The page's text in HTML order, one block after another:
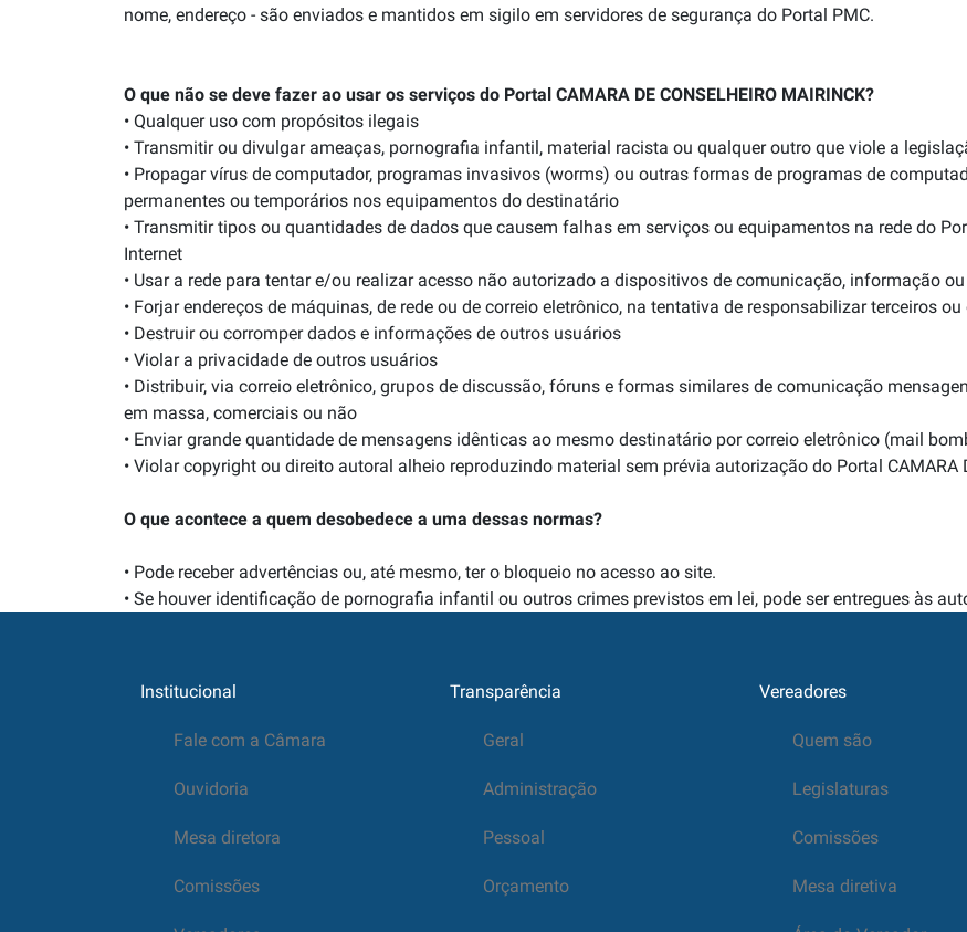
nome, endereço - são enviados e mantidos em sigilo em servidores de segurança do Portal PMC.
O que não se deve fazer ao usar os serviços do Portal CAMARA DE CONSELHEIRO MAIRINCK?
• Qualquer uso com propósitos ilegais
• Transmitir ou divulgar ameaças, pornografia infantil, material racista ou qualquer outro que viole a
• Propagar vírus de computador, programas invasivos (worms) ou outras formas de programas de
permanentes ou temporários nos equipamentos do destinatário
• Transmitir tipos ou quantidades de dados que causem falhas em serviços ou equipamentos na rede do
Internet
• Usar a rede para tentar e/ou realizar acesso não autorizado a dispositivos de comunicação, informação
• Forjar endereços de máquinas, de rede ou de correio eletrônico, na tentativa de responsabilizar terceiros
• Destruir ou corromper dados e informações de outros usuários
• Violar a privacidade de outros usuários
• Distribuir, via correio eletrônico, grupos de discussão, fóruns e formas similares de comunicação
em massa, comerciais ou não
• Enviar grande quantidade de mensagens idênticas ao mesmo destinatário por correio eletrônico (mail
• Violar copyright ou direito autoral alheio reproduzindo material sem prévia autorização do Portal CAMARA
O que acontece a quem desobedece a uma dessas normas?
• Pode receber advertências ou, até mesmo, ter o bloqueio no acesso ao site.
• Se houver identificação de pornografia infantil ou outros crimes previstos em lei, pode ser entregues às
Institucional
Fale com a Câmara
Ouvidoria
Mesa diretora
Comissões
Transparência
Geral
Administração
Pessoal
Orçamento
Vereadores
Quem são
Legislaturas
Comissões
Mesa diretiva